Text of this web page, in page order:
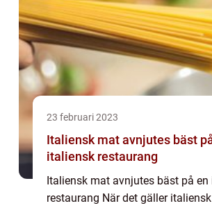
23 februari 2023
Italiensk mat avnjutes bäst
italiensk restaurang
Italiensk mat avnjutes bäst på
restaurang När det gäller